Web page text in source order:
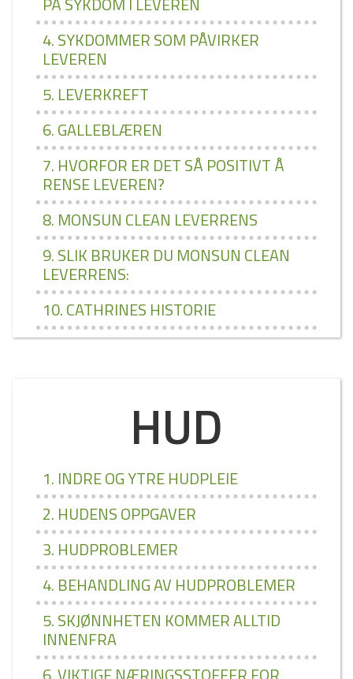
4. SYKDOMMER SOM PÅVIRKER
LEVEREN
5. LEVERKREFT
6. GALLEBLÆREN
7. HVORFOR ER DET SÅ POSITIVT Å
RENSE LEVEREN?
8. MONSUN CLEAN LEVERRENS
9. SLIK BRUKER DU MONSUN CLEAN
LEVERRENS:
10. CATHRINES HISTORIE
HUD
1. INDRE OG YTRE HUDPLEIE
2. HUDENS OPPGAVER
3. HUDPROBLEMER
4. BEHANDLING AV HUDPROBLEMER
5. SKJØNNHETEN KOMMER ALLTID
INNENFRA